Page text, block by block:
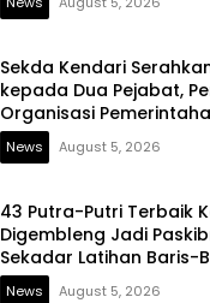
Sekda Kendari
kepada Dua Pejabat,
Organisasi
News August 5, 2026
43 Putra-Putri Terbaik
Digembleng Jadi
Sekadar Latihan Baris-
News August 5, 2026